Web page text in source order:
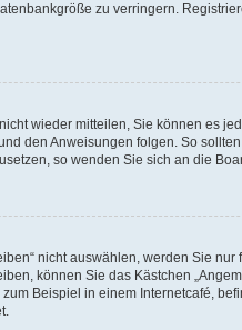
zu verringern.
wieder mitteilen, Sie können es
den Anweisungen folgen. So
so wenden Sie sich an die
nicht auswählen, werden Sie
können Sie das Kästchen
Beispiel in einem Internetcafé,